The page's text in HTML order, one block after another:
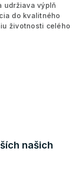
udržiava výplň
do kvalitného
životnosti celého
našich